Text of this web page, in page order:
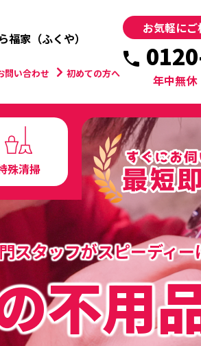
家（ふくや）
問い合わせ 初めての方へ
お気軽に
年中無休
殊清掃
スタッフがスピーディ
不用